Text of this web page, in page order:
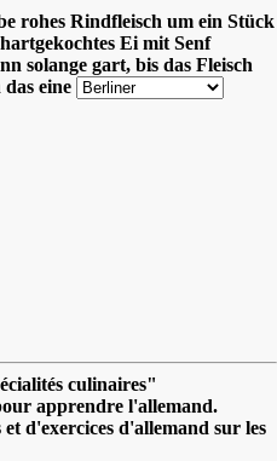
rohes Rindfleisch um ein Stück
Ei mit Senf
solange gart, bis das Fleisch
eine
culinaires"
apprendre l'allemand.
et d'exercices d'allemand sur les